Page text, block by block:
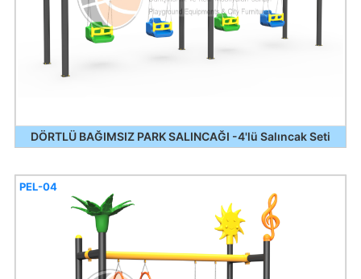
DÖRTLÜ BAĞIMSIZ PARK SALINCAĞI -4'lü Salıncak Seti
PEL-04